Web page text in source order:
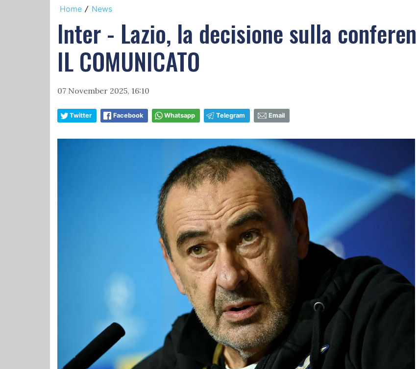
Home / News
Inter - Lazio, la decisione sulla
IL COMUNICATO
07 November 2025, 16:10
Twitter Facebook Whatsapp Telegram Email